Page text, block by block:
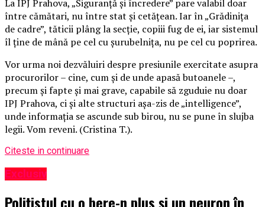
La IPJ Prahova, „Siguranță și încredere” pare valabil doar
între cămătari, nu între stat și cetățean. Iar în „Grădinița
de cadre”, tăticii plâng la secție, copiii fug de ei, iar sistemul
îl ține de mână pe cel cu șurubelnița, nu pe cel cu poprirea.
Vor urma noi dezvăluiri despre presiunile exercitate asupra
procurorilor – cine, cum și de unde apasă butoanele –,
precum și fapte și mai grave, capabile să zguduie nu doar
IPJ Prahova, ci și alte structuri așa-zis de „intelligence”,
unde informația se ascunde sub birou, nu se pune în slujba
legii. Vom reveni. (Cristina T.).
Citeste in continuare
Exclusiv
Polițistul cu o bere-n plus și un neuron în